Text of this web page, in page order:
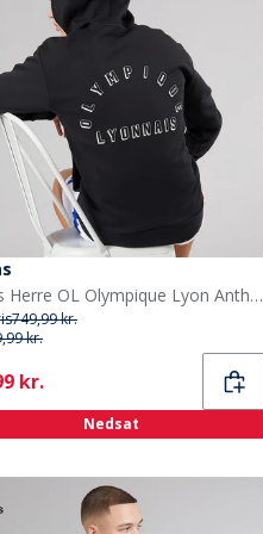
adidas Herre OL Olympique Lyon Anthem Jakke Sort
749,99 kr.
kr.
kr.
Nedsat